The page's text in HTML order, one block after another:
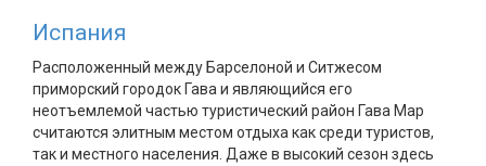
Испания
Расположенный между Барселоной и Ситжесом
приморский городок Гава и являющийся его
неотъемлемой частью туристический район Гава Мар
считаются элитным местом отдыха как среди туристов,
так и местного населения. Даже в высокий сезон здесь